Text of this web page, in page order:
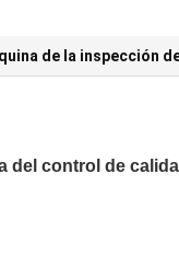
de la inspección
control de